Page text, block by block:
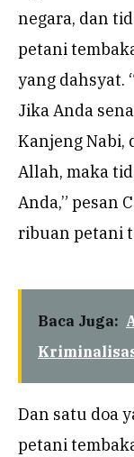
negara, dan
petani
yang dahsyat.
Jika Anda
Kanjeng Nabi,
Allah, maka
Anda,” pesan
ribuan petani
Baca Juga:
Dan satu doa
petani